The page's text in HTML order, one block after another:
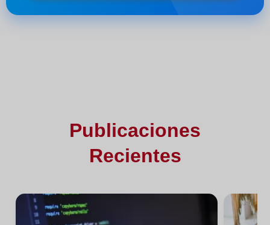
Publicaciones
Recientes